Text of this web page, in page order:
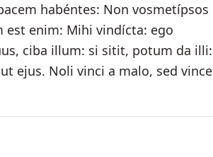
habéntes: Non vosmetípsos
enim: Mihi vindícta: ego
ciba illum: si sitit, potum da illi:
ejus. Noli vinci a malo, sed vince